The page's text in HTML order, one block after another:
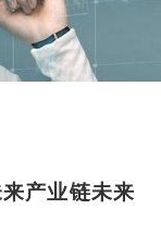
产业链未来